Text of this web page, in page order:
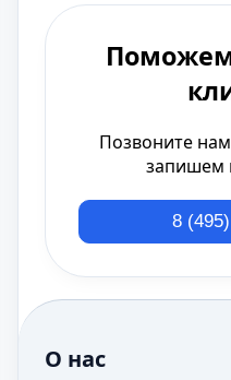
Позвоните
запишем
8
О нас